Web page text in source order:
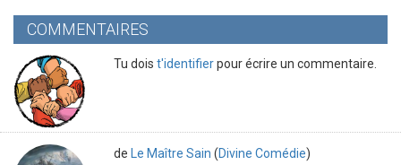
COMMENTAIRES
Tu dois t'identifierpour écrire un commentaire.
de Le Maître Sain (Divine Comédie)